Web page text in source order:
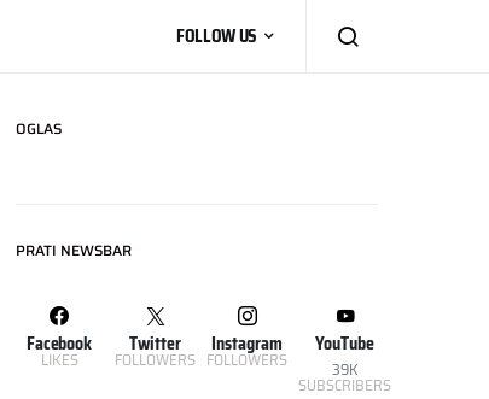
FOLLOW US
OGLAS
PRATI NEWSBAR
Facebook
LIKES
Twitter
FOLLOWERS
Instagram
FOLLOWERS
YouTube
39K
SUBSCRIBERS